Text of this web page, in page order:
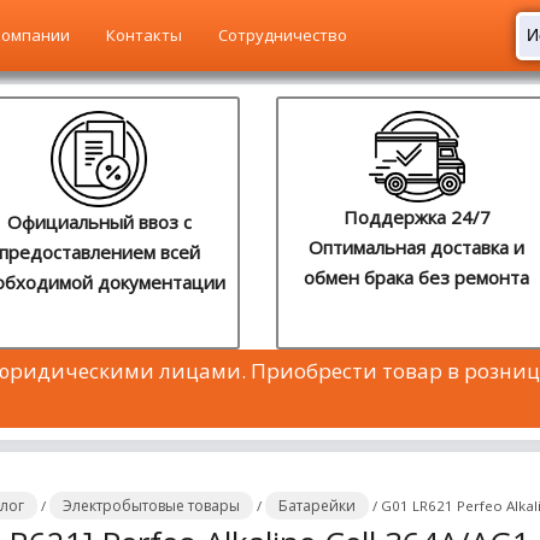
Контакты Сотрудничество
Официальный ввоз с
всей
документации
Поддержка 24/7
Оптимальная доставка и
обмен брака без ремонта
лицами. Приобрести товар в
/ Электробытовые товары / Батарейки / G01 LR621 Perfeo